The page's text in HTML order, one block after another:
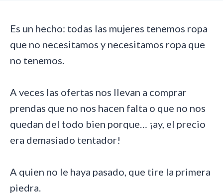
Es un hecho: todas las mujeres tenemos ropa
que no necesitamos y necesitamos ropa que
no tenemos.
A veces las ofertas nos llevan a comprar
prendas que no nos hacen falta o que no nos
quedan del todo bien porque… ¡ay, el precio
era demasiado tentador!
A quien no le haya pasado, que tire la primera
piedra.